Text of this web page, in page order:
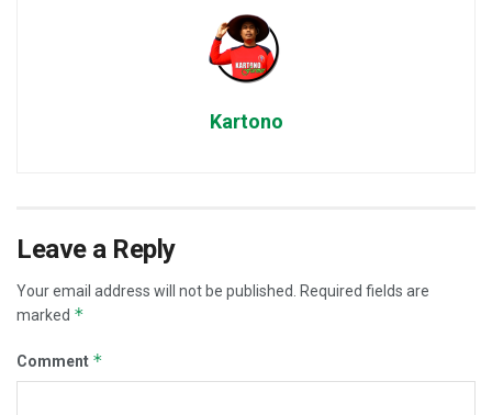
Kartono
Leave a Reply
Your email address will not be published.
Required fields are
marked *
Comment *